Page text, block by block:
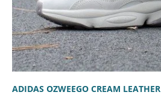
ADIDAS OZWEEGO CREAM LEATHER